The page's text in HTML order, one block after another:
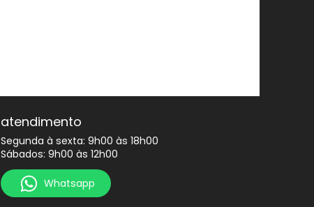
atendimento
Segunda à sexta: 9h00 às 18h00
Sábados: 9h00 às 12h00
Whatsapp